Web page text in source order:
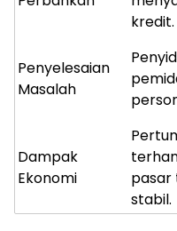
kredit.
Penyelesaian
Masalah
Dampak
Ekonomi
pasar
stabil.